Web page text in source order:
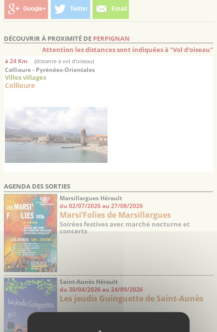
Google+ Twitter Email
DÉCOUVRIR À PROXIMITÉ DE PERPIGNAN
Attention les distances sont indiquées à "Vol d'oiseau"
à 24 Km (distance à vol d'oiseau)
Collioure - Pyrénées-Orientales
Villes villages
Collioure
AGENDA DES SORTIES
Marsillargues Hérault
du 02/07/2026 au 27/08/2026
Marsi’Folies de Marsillargues
Soirées festives avec marché nocturne et
concerts
Saint-Aunès Hérault
du 30/04/2026 au 24/09/2026
Les jeudis Guinguette de Saint-Aunès